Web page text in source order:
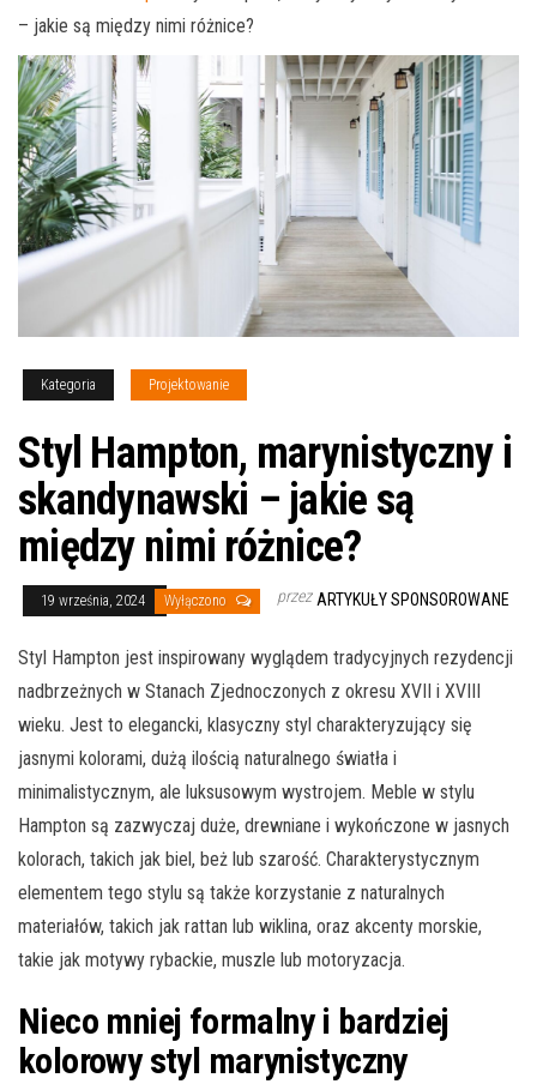
– jakie są między nimi różnice?
Kategoria Projektowanie
Styl Hampton, marynistyczny i
skandynawski – jakie są
między nimi różnice?
19 września, 2024 Wyłączono przez ARTYKUŁY SPONSOROWANE
Styl Hampton jest inspirowany wyglądem tradycyjnych rezydencji
nadbrzeżnych w Stanach Zjednoczonych z okresu XVII i XVIII
wieku. Jest to elegancki, klasyczny styl charakteryzujący się
jasnymi kolorami, dużą ilością naturalnego światła i
minimalistycznym, ale luksusowym wystrojem. Meble w stylu
Hampton są zazwyczaj duże, drewniane i wykończone w jasnych
kolorach, takich jak biel, beż lub szarość. Charakterystycznym
elementem tego stylu są także korzystanie z naturalnych
materiałów, takich jak rattan lub wiklina, oraz akcenty morskie,
takie jak motywy rybackie, muszle lub motoryzacja.
Nieco mniej formalny i bardziej
kolorowy styl marynistyczny